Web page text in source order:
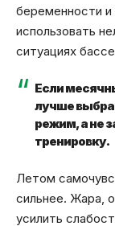
беременности и
использовать
ситуациях
Если
лучше
режим, а не
тренировку.
Летом
сильнее. Жара,
усилить